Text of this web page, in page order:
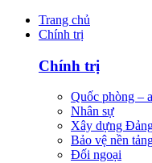
Trang chủ
Chính trị
Chính trị
Quốc phòng –
Nhân sự
Xây dựng
Bảo vệ nền
Đối ngoại